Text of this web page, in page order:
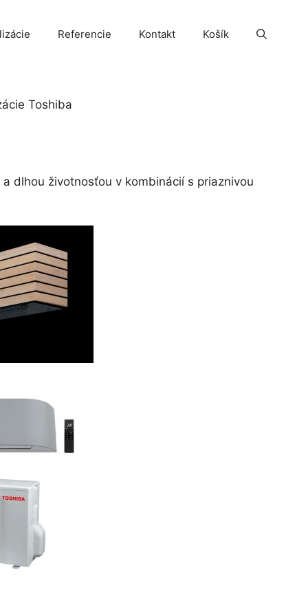
Referencie Kontakt Košík
Toshiba
dlhou životnosťou v kombinácií s priaznivou